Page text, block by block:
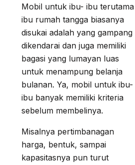
Mobil untuk ibu- ibu terutama
ibu rumah tangga biasanya
disukai adalah yang gampang
dikendarai dan juga memiliki
bagasi yang lumayan luas
untuk menampung belanja
bulanan. Ya, mobil untuk ibu-
ibu banyak memiliki kriteria
sebelum membelinya.
Misalnya pertimbanagan
harga, bentuk, sampai
kapasitasnya pun turut